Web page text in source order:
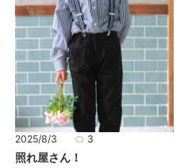
2025/8/3 3
照れ屋さん！